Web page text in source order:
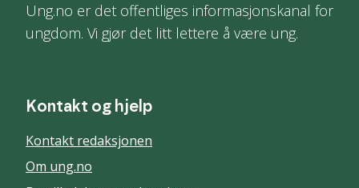
Ung.no er det offentliges informasjonskanal for
ungdom. Vi gjør det litt lettere å være ung.
Kontakt og hjelp
Kontakt redaksjonen
Om ung.no